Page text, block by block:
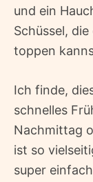
und ein
Schüssel,
toppen
Ich finde,
schnelles
Nachmittag
ist so
super